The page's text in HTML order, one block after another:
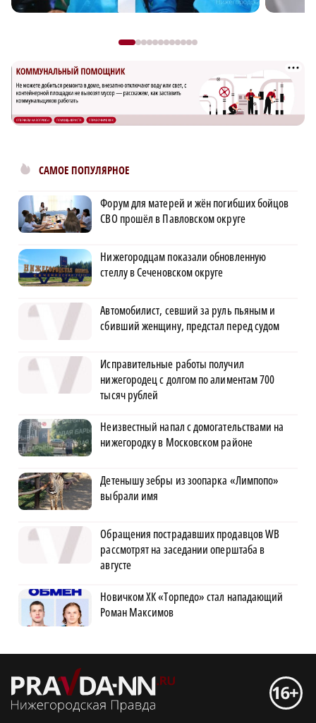
САМОЕ ПОПУЛЯРНОЕ
Форум для матерей и жён погибших бойцов
СВО прошёл в Павловском округе
Нижегородцам показали обновленную
стеллу в Сеченовском округе
Автомобилист, севший за руль пьяным и
сбивший женщину, предстал перед судом
Исправительные работы получил
нижегородец с долгом по алиментам 700
тысяч рублей
Неизвестный напал с домогательствами на
нижегородку в Московском районе
Детенышу зебры из зоопарка «Лимпопо»
выбрали имя
Обращения пострадавших продавцов WB
рассмотрят на заседании оперштаба в
августе
Новичком ХК «Торпедо» стал нападающий
Роман Максимов